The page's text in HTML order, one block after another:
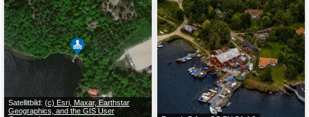
Satellitbild: (c) Esri, Maxar, Earthstar
Geographics, and the GIS User